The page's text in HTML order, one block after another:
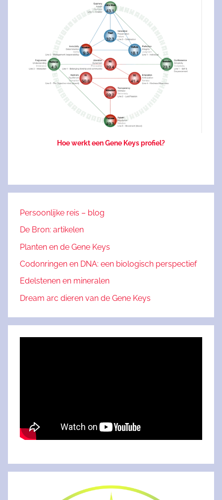
Hoe werkt een Gene Keys profiel?
Persoonlijke reis – blog
De Bron: artikelen
Planten en de Gene Keys
Codonringen en DNA: een biologisch perspectief
Edelstenen en mineralen
Dream arc dieren van de Gene Keys